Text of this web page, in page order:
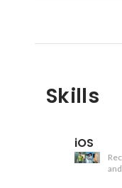
Skills
iOS
and